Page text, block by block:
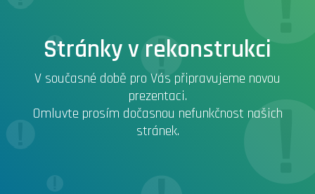
Stránky v rekonstrukci
V současné době pro Vás připravujeme novou
prezentaci.
Omluvte prosím dočasnou nefunkčnost našich
stránek.